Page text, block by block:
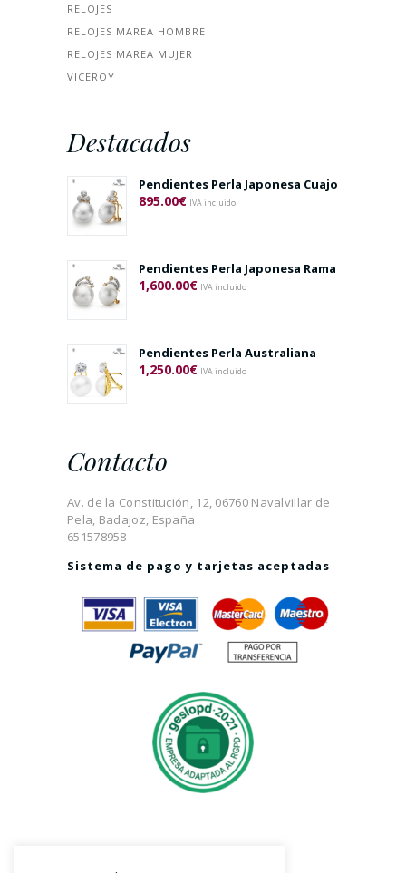
RELOJES
RELOJES MAREA HOMBRE
RELOJES MAREA MUJER
VICEROY
Destacados
Pendientes Perla Japonesa Cuajo
895.00€ IVA incluido
Pendientes Perla Japonesa Rama
1,600.00€ IVA incluido
Pendientes Perla Australiana
1,250.00€ IVA incluido
Contacto
Av. de la Constitución, 12, 06760 Navalvillar de
Pela, Badajoz, España
651578958
Sistema de pago y tarjetas aceptadas